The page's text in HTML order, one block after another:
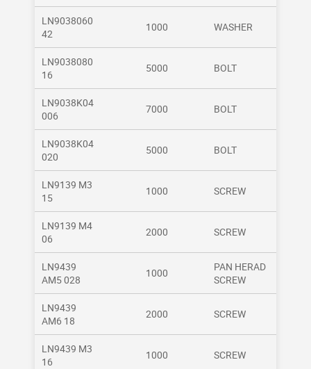
LN9038060
42
1000 WASHER
LN9038080
16
5000 BOLT
LN9038K04
006
7000 BOLT
LN9038K04
020
5000 BOLT
LN9139 M3
15
1000 SCREW
LN9139 M4
06
2000 SCREW
LN9439
AM5 028
1000
PAN HERAD
SCREW
LN9439
AM6 18
2000 SCREW
LN9439 M3
16
1000 SCREW